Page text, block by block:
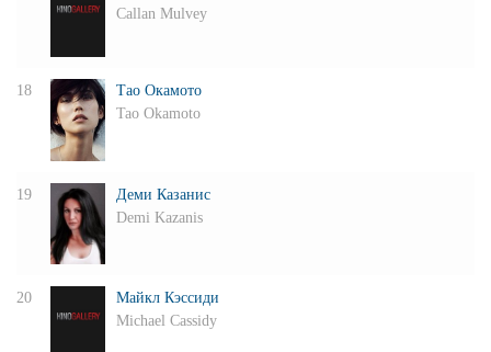
Callan Mulvey
18
Тао Окамото
Tao Okamoto
19
Деми Казанис
Demi Kazanis
20
Майкл Кэссиди
Michael Cassidy